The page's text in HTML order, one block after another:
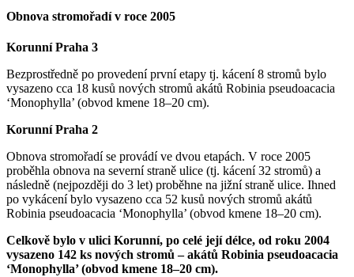
Obnova stromořadí v roce 2005
Korunní Praha 3
Bezprostředně po provedení první etapy tj. kácení 8 stromů bylo
vysazeno cca 18 kusů nových stromů akátů Robinia pseudoacacia
‘Monophylla’ (obvod kmene 18–20 cm).
Korunní Praha 2
Obnova stromořadí se provádí ve dvou etapách. V roce 2005
proběhla obnova na severní straně ulice (tj. kácení 32 stromů) a
následně (nejpozději do 3 let) proběhne na jižní straně ulice. Ihned
po vykácení bylo vysazeno cca 52 kusů nových stromů akátů
Robinia pseudoacacia ‘Monophylla’ (obvod kmene 18–20 cm).
Celkově bylo v ulici Korunní, po celé její délce, od roku 2004
vysazeno 142 ks nových stromů – akátů Robinia pseudoacacia
‘Monophylla’ (obvod kmene 18–20 cm).